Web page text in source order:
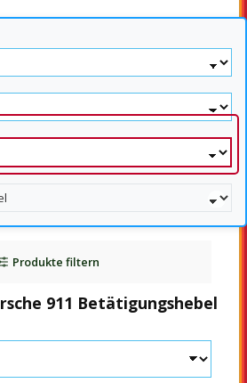
Produkte filtern
911 Betätigungshebel